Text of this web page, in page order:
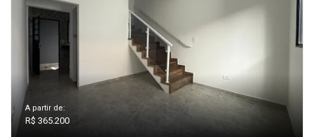
A partir de:
R$ 365.200